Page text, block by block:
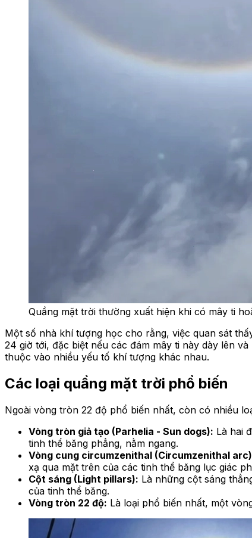
Quầng mặt trời thường xuất hiện khi có mây ti
Một số nhà khí tượng học cho rằng, việc quan sát
24 giờ tới, đặc biệt nếu các đám mây ti này dày lên
thuộc vào nhiều yếu tố khí tượng khác nhau.
Các loại quầng mặt trời phổ biến
Ngoài vòng tròn 22 độ phổ biến nhất, còn có nhiều
Vòng tròn giả tạo (Parhelia - Sun dogs): Là hai
tinh thể băng phẳng, nằm ngang.
Vòng cung circumzenithal (Circumzenithal
xạ qua mặt trên của các tinh thể băng lục giác
Cột sáng (Light pillars): Là những cột sáng
của tinh thể băng.
Vòng tròn 22 độ: Là loại phổ biến nhất, một